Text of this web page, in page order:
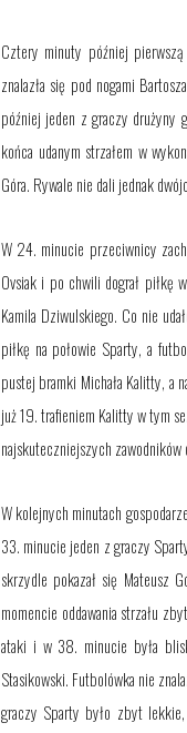
Cztery minuty później
znalazła się pod nogami
później jeden z graczy drużyny
końca udanym strzałem w
Góra. Rywale nie dali jednak
W 24. minucie przeciwnicy
Ovsiak i po chwili dograł piłkę
Kamila Dziwulskiego. Co nie
piłkę na połowie Sparty, a
pustej bramki Michała Kalitty, a
już 19. trafieniem Kalitty w tym
najskuteczniejszych zawodników
W kolejnych minutach
33. minucie jeden z graczy
skrzydle pokazał się Mateusz
momencie oddawania strzału
ataki i w 38. minucie była
Stasikowski. Futbolówka nie
graczy Sparty było zbyt